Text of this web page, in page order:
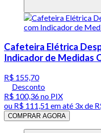
Cafeteira Elétrica
Indicador de Medidas
R$ 155,70
Desconto
R$ 100,36no PIX
ou R$ 111,51 em até 3x de
COMPRAR AGORA